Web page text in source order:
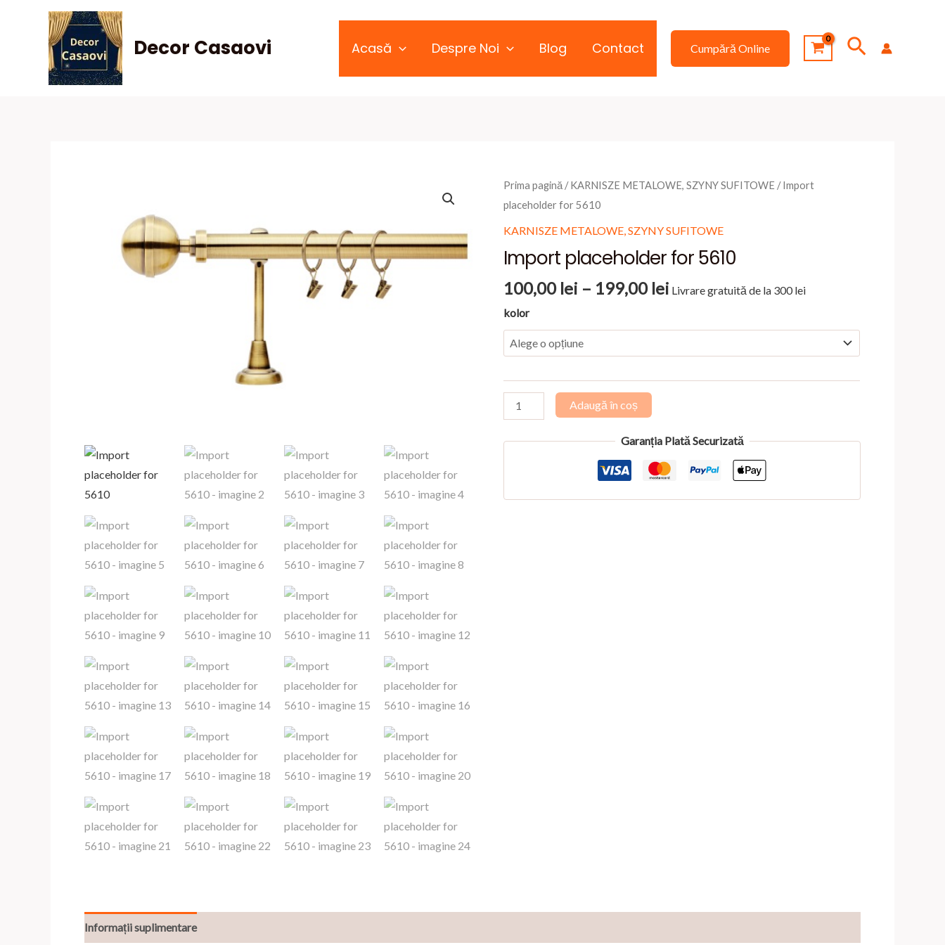
Decor Casaovi Acasă Despre Noi Blog Contact Cumpără Online Search
Prima pagină /KARNISZE METALOWE, SZYNY SUFITOWE / Import
placeholder for 5610
KARNISZE METALOWE, SZYNY SUFITOWE
Import placeholder for 5610
100,00 lei – 199,00 leiInterval
prețuri:
la
Livrare gratuită de la 300 lei
kolor
Cantitate
Import
placeholder
Adaugă în coș
Garanția Plată Securizată
Informații suplimentare